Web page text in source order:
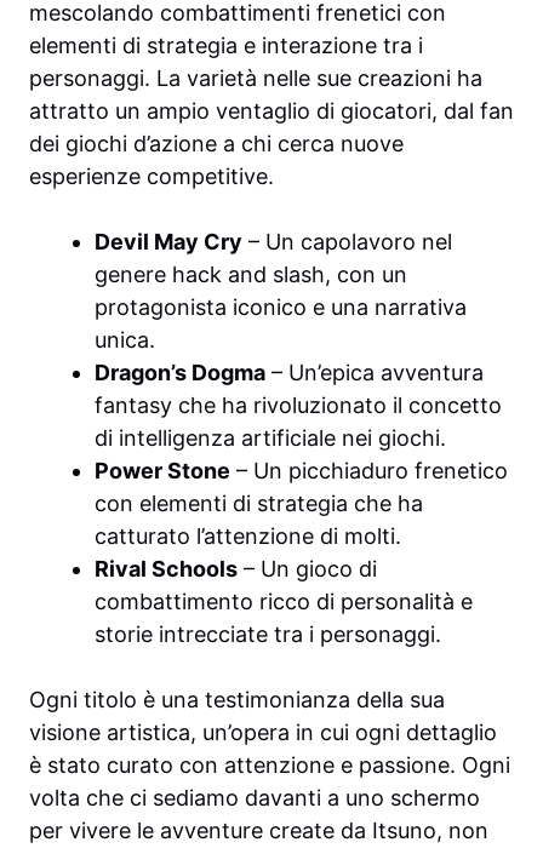
mescolando combattimenti frenetici con
elementi di strategia e interazione tra i
personaggi. La varietà nelle sue creazioni ha
attratto un ampio ventaglio di giocatori, dal fan
dei giochi d’azione a chi cerca nuove
esperienze competitive.
Devil May Cry – Un capolavoro nel
genere hack and slash, con un
protagonista iconico e una narrativa
unica.
Dragon’s Dogma – Un’epica avventura
fantasy che ha rivoluzionato il concetto
di intelligenza artificiale nei giochi.
Power Stone – Un picchiaduro frenetico
con elementi di strategia che ha
catturato l’attenzione di molti.
Rival Schools – Un gioco di
combattimento ricco di personalità e
storie intrecciate tra i personaggi.
Ogni titolo è una testimonianza della sua
visione artistica, un’opera in cui ogni dettaglio
è stato curato con attenzione e passione. Ogni
volta che ci sediamo davanti a uno schermo
per vivere le avventure create da Itsuno, non